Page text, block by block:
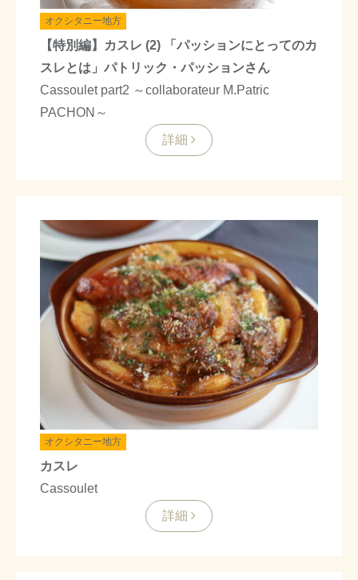
オクシタニー地方
【特別編】カスレ (2) 「パッションにとってのカ
スレとは」パトリック・パッションさん
Cassoulet part2 ～collaborateur M.Patric
PACHON～
詳細
オクシタニー地方
カスレ
Cassoulet
詳細